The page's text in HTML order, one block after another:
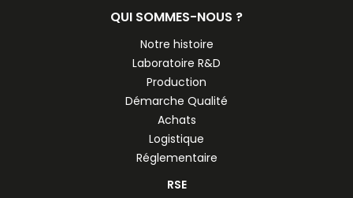
QUI SOMMES-NOUS ?
Notre histoire
Laboratoire R&D
Production
Démarche Qualité
Achats
Logistique
Réglementaire
RSE